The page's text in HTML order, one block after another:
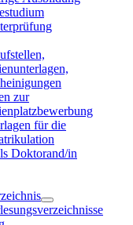
zur
für die
Doktorand/in